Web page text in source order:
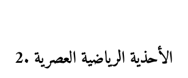
2. الأحذية الرياضية العصرية